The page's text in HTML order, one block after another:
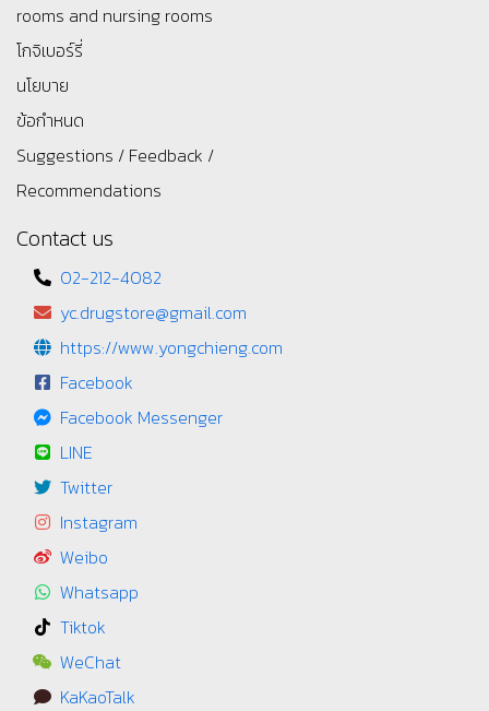
rooms and nursing rooms
โกจิเบอร์รี่
นโยบาย
ข้อกำหนด
Suggestions / Feedback /
Recommendations
Contact us
02-212-4082
yc.drugstore@gmail.com
https://www.yongchieng.com
Facebook
Facebook Messenger
LINE
Twitter
Instagram
Weibo
Whatsapp
Tiktok
WeChat
KaKaoTalk